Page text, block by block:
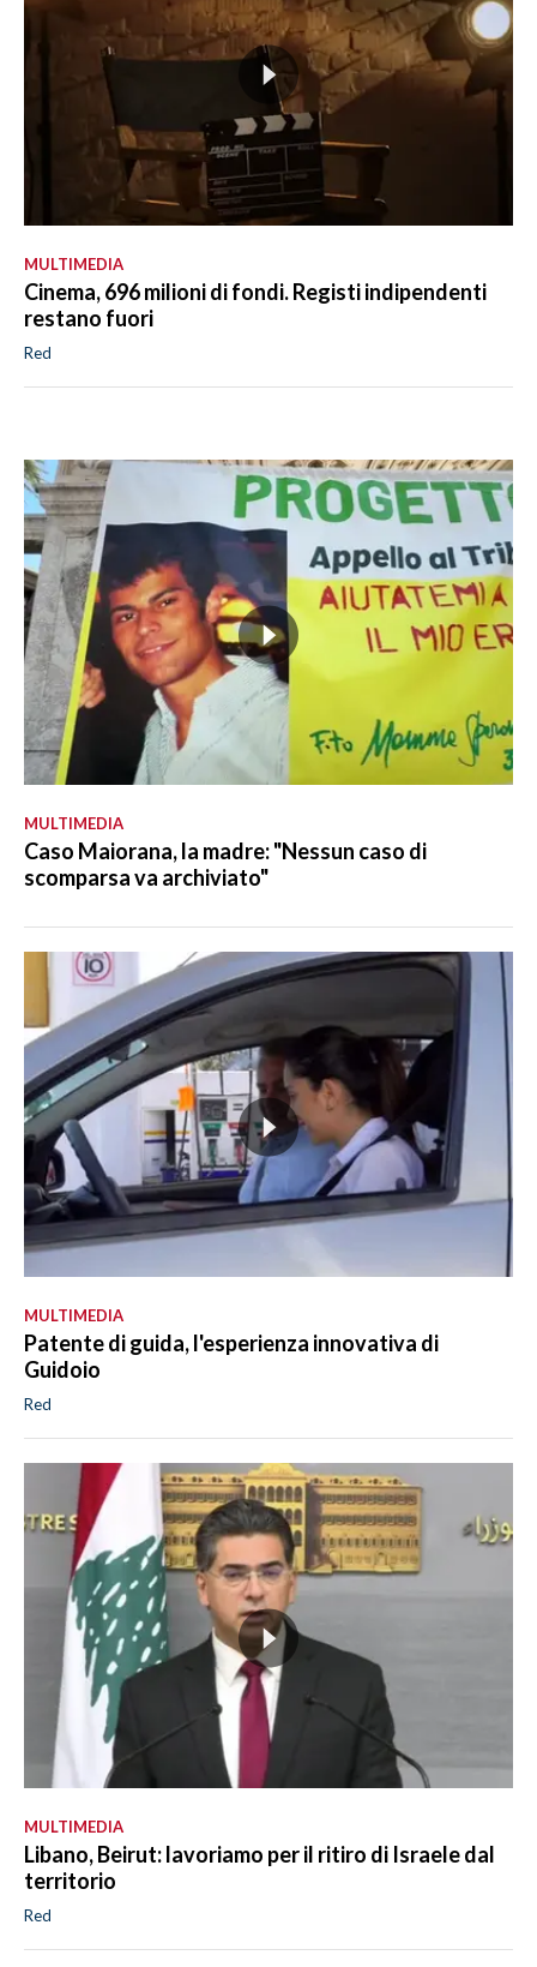
MULTIMEDIA
Cinema, 696 milioni di fondi. Registi indipendenti
restano fuori
Red
MULTIMEDIA
Caso Maiorana, la madre: "Nessun caso di
scomparsa va archiviato"
MULTIMEDIA
Patente di guida, l'esperienza innovativa di
Guidoio
Red
MULTIMEDIA
Libano, Beirut: lavoriamo per il ritiro di Israele dal
territorio
Red